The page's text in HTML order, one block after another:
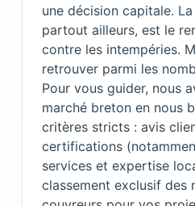
une décision capitale.
partout ailleurs, est le
contre les intempéries.
retrouver parmi les
Pour vous guider, nous
marché breton en nous
critères stricts : avis
certifications
services et expertise
classement exclusif des